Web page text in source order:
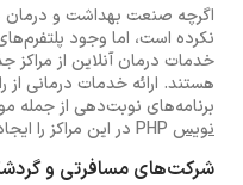
اگرچه صنعت بهداشت و درمان
نکرده است، اما وجود
هستند. ارائه خدمات درمانی از
برنامه‌های نوبت‌دهی از جمله
نویس
شرکت‌های مسافرتی و